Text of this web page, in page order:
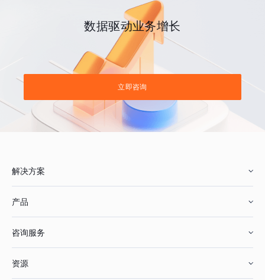
数据驱动业务增长
立即咨询
解决方案
鞋服行业
产品
咨询服务
资源